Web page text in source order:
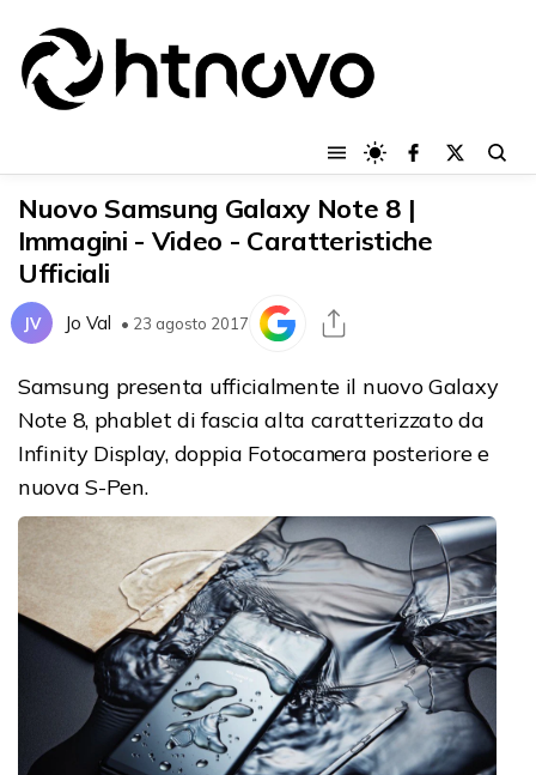
Nuovo Samsung Galaxy Note 8 |
Immagini - Video - Caratteristiche
Ufficiali
JV Jo Val • 23 agosto 2017
Samsung presenta ufficialmente il nuovo Galaxy
Note 8, phablet di fascia alta caratterizzato da
Infinity Display, doppia Fotocamera posteriore e
nuova S-Pen.